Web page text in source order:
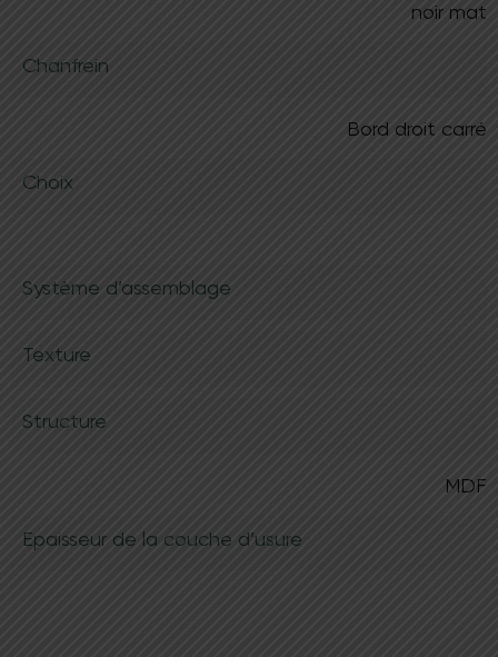
noir mat
Chanfrein
Bord droit carré
Choix
Système d’assemblage
Texture
Structure
MDF
Epaisseur de la couche d’usure